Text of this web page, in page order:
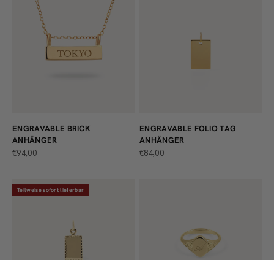
ENGRAVABLE BRICK
ANHÄNGER
ANGEBOT
€94,00
ENGRAVABLE FOLIO TAG
ANHÄNGER
ANGEBOT
€84,00
Teilweise sofort lieferbar